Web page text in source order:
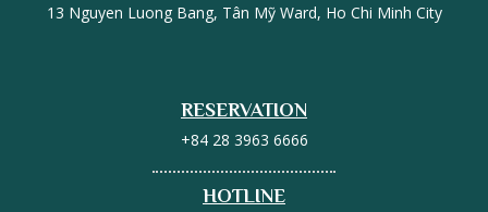
13 Nguyen Luong Bang, Tân Mỹ Ward, Ho Chi Minh City
RESERVATION
+84 28 3963 6666
HOTLINE